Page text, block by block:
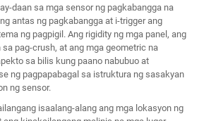
daan sa mga sensor ng pagkabangga na
antas ng pagkabangga at i-trigger ang
ng pagpigil. Ang rigidity ng mga panel, ang
pag-crush, at ang mga geometric na
sa bilis kung paano nabubuo at
ng pagpapabagal sa istruktura ng sasakyan
ng sensor.
isaalang-alang ang mga lokasyon ng